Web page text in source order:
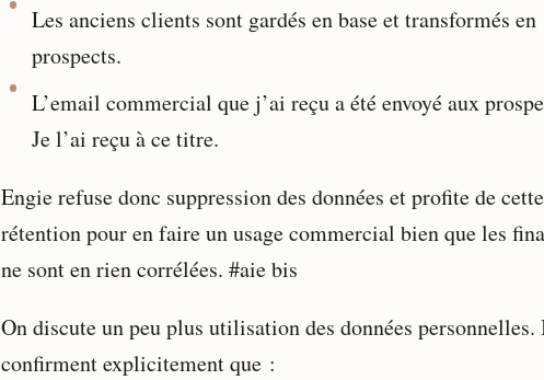
Les anciens clients sont gardés en base et transformés en
prospects.
L’email commercial que j’ai reçu a été envoyé aux
Je l’ai reçu à ce titre.
Engie refuse donc suppression des données et profite de cette
rétention pour en faire un usage commercial bien que les
ne sont en rien corrélées. #aie bis
On discute un peu plus utilisation des données
confirment explicitement que :